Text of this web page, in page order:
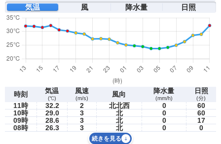
気温 風 降水量 日照
時刻 気温
(℃)
風速
(m/s) 風向 降水量
(mm/h)
日照
(分)
11時 32.2 2 北北西 0
60
10時
29.0 3 北 0
60
09時
28.6 3 北 0
17
08時
26.3 3 北 0 0
続きを見る